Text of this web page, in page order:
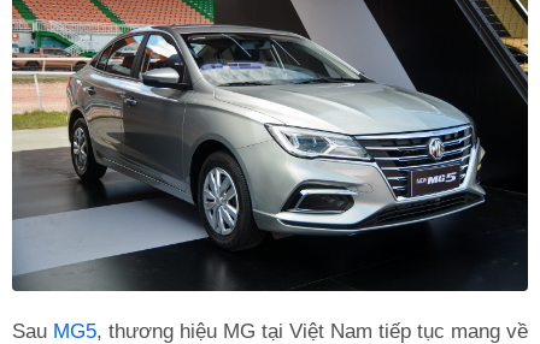
Sau MG5, thương hiệu MG tại Việt Nam tiếp tục mang về